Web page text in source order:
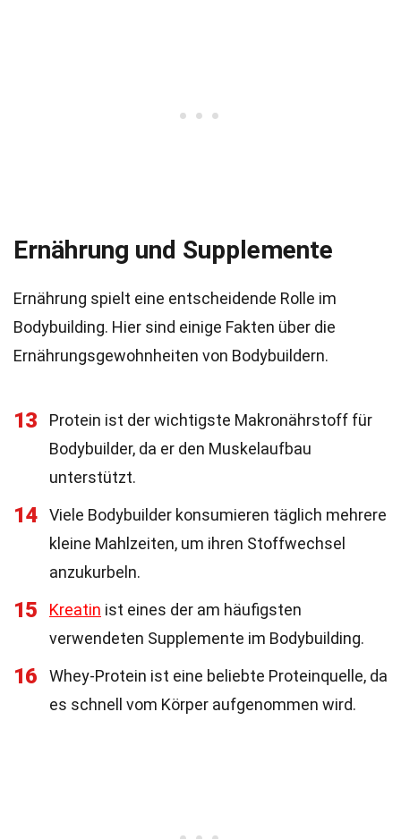
Ernährung und Supplemente
Ernährung spielt eine entscheidende Rolle im
Bodybuilding. Hier sind einige Fakten über die
Ernährungsgewohnheiten von Bodybuildern.
13
Protein ist der wichtigste Makronährstoff für
Bodybuilder, da er den Muskelaufbau
unterstützt.
14
Viele Bodybuilder konsumieren täglich mehrere
kleine Mahlzeiten, um ihren Stoffwechsel
anzukurbeln.
15 Kreatin ist eines der am häufigsten
verwendeten Supplemente im Bodybuilding.
16
Whey-Protein ist eine beliebte Proteinquelle, da
es schnell vom Körper aufgenommen wird.